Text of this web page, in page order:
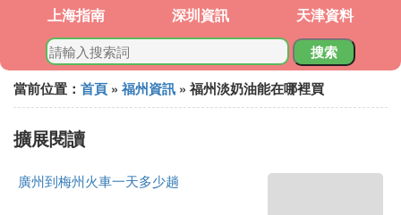
上海指南 深圳資訊 天津資料
搜索
當前位置： 首頁 » 福州資訊 » 福州淡奶油能在哪裡買
擴展閱讀
廣州到梅州火車一天多少趟